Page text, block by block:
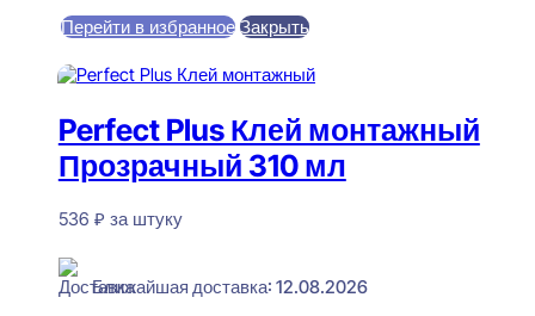
составляла
1930 ₽.
Перейти в избранное Закрыть
Perfect Plus Клей монтажный
Прозрачный 310 мл
536 ₽ за штуку
Ближайшая доставка: 12.08.2026